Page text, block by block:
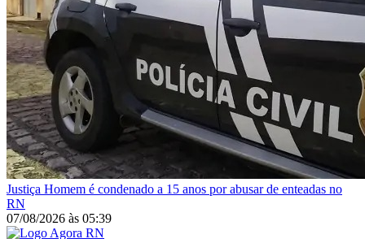
Justiça Homem é condenado a 15 anos por abusar de enteadas no
RN
07/08/2026 às 05:39